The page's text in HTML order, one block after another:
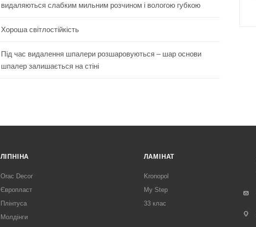
видаляються слабким мильним розчином і вологою губкою
Хороша світлостійкість
Під час видалення шпалери розшаровуються – шар основи
шпалер залишається на стіні
ЛІПНІНА
Orac Decor
Європласт
Плінтуса
Молдінги
ЛАМІНАТ
Kronopol
My Step
33 клас